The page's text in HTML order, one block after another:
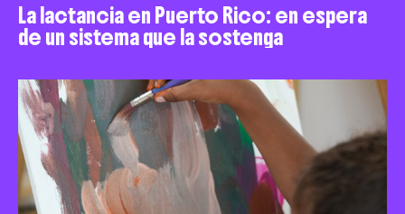
La lactancia en Puerto Rico: en espera
de un sistema que la sostenga